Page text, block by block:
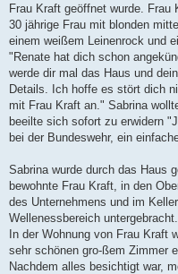
Frau Kraft geöffnet wurde. Frau
30 jährige Frau mit blonden
einem weißem Leinenrock und
"Renate hat dich schon
werde dir mal das Haus und
Details. Ich hoffe es stört dich
mit Frau Kraft an." Sabrina
beeilte sich sofort zu erwidern
bei der Bundeswehr, ein
Sabrina wurde durch das Haus
bewohnte Frau Kraft, in den
des Unternehmens und im
Wellenessbereich untergebracht.
In der Wohnung von Frau Kraft
sehr schönen gro-ßem Zimmer
Nachdem alles besichtigt war,